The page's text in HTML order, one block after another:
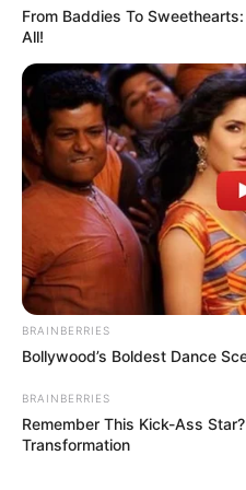
Vice presidente do
sobre a importância da
Senado.
— Foto/
O que a PEC 14 garante
A proposta estabelece uma
da categoria.
Segundo o
vínculos precários
e sem
PEC pretende solucionar de
Os direitos garantidos pela
para ACS e ACE;
From Baddies To
All!
BRAINBERRIES
Bollywood’s Boldest Dance
BRAINBERRIES
Remember This Kick-Ass
Transformation